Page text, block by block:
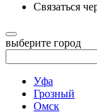
Связаться
выберите город
Уфа
Грозный
Омск